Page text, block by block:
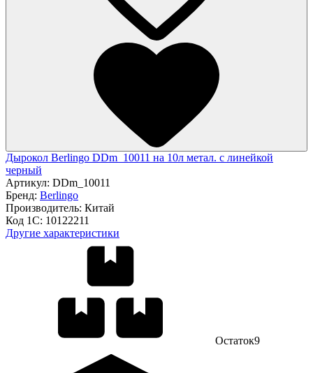
Дырокол Berlingo DDm_10011 на 10л метал. с линейкой
черный
Артикул: DDm_10011
Бренд: Berlingo
Производитель: Китай
Код 1С: 10122211
Другие характеристики
Остаток9